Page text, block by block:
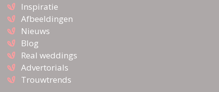
Inspiratie
Afbeeldingen
Nieuws
Blog
Real weddings
Advertorials
Trouwtrends